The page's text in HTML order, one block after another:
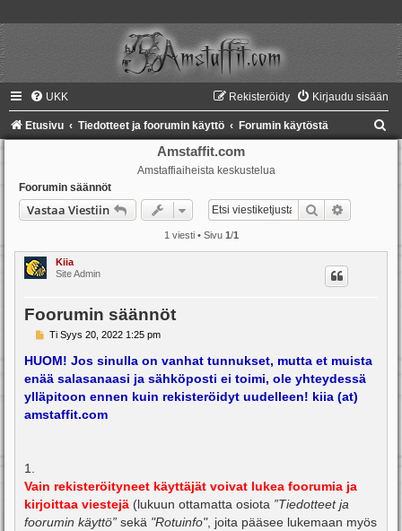
UKK Kirjaudu sisään
Rekisteröidy
Etusivu Tiedotteet ja foorumin käyttö Forumin käytöstä
Amstaffit.com
Amstaffiaiheista keskustelua
Foorumin säännöt
Vastaa Viestiin Etsi
1 viesti • Sivu 1/1
Kiia
Site Admin
Foorumin säännöt
V
e
t
Ti Syys 20, 2022 1:25 pm
HUOM! Jos sinulla on vanhat tunnukset, mutta et muista
enää salasanaasi ja sähköposti ei toimi, ole yhteydessä
ylläpitoon ennen kuin rekisteröidyt uudelleen! kiia (at)
amstaffit.com
1.
Vain rekisteröityneet käyttäjät voivat lukea foorumia ja
kirjoittaa viestejä (lukuun ottamatta osiota ”Tiedotteet ja
foorumin käyttö” sekä "Rotuinfo", joita pääsee lukemaan myös